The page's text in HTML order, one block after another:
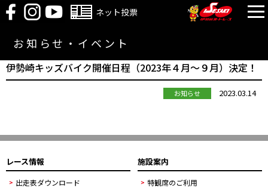
ネット投票
お知らせ・イベント
伊勢崎キッズバイク開催日程（2023年４月～９月）決定！
お知らせ 2023.03.14
レース情報
出走表ダウンロード
施設案内
特観席のご利用